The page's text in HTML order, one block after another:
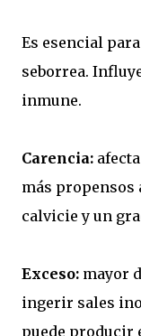
Es esencial
seborrea.
inmune.
Carencia:
más propensos
calvicie y un
Exceso: mayor
ingerir sales
puede producir